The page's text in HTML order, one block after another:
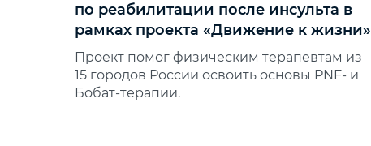
по реабилитации после инсульта в
рамках проекта «Движение к жизни»
Проект помог физическим терапевтам из
15 городов России освоить основы PNF‑ и
Бобат‑терапии.